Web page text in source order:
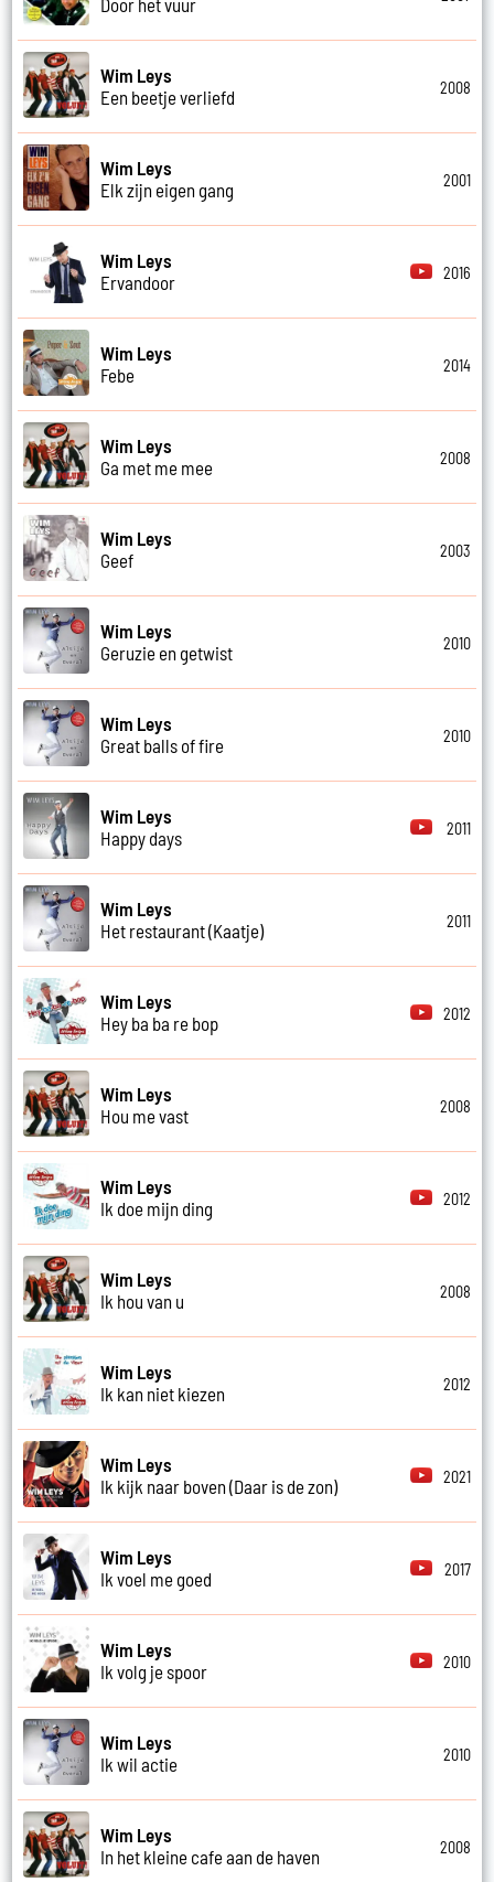
Door het vuur
Wim Leys
Een beetje verliefd
2008
Wim Leys
Elk zijn eigen gang
2001
Wim Leys
Ervandoor
2016
Wim Leys
Febe
2014
Wim Leys
Ga met me mee
2008
Wim Leys
Geef
2003
Wim Leys
Geruzie en getwist
2010
Wim Leys
Great balls of fire
2010
Wim Leys
Happy days
2011
Wim Leys
Het restaurant (Kaatje)
2011
Wim Leys
Hey ba ba re bop
2012
Wim Leys
Hou me vast
2008
Wim Leys
Ik doe mijn ding
2012
Wim Leys
Ik hou van u
2008
Wim Leys
Ik kan niet kiezen
2012
Wim Leys
Ik kijk naar boven (Daar is de zon)
2021
Wim Leys
Ik voel me goed
2017
Wim Leys
Ik volg je spoor
2010
Wim Leys
Ik wil actie
2010
Wim Leys
In het kleine cafe aan de haven
2008